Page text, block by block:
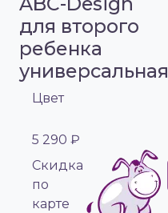
для второго
ребенка
универсальная
Цвет
5 290 ₽
Cкидка
по
карте